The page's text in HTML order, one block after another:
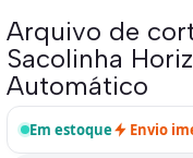
Arquivo de
Sacolinha
Automático
Em estoque Envio